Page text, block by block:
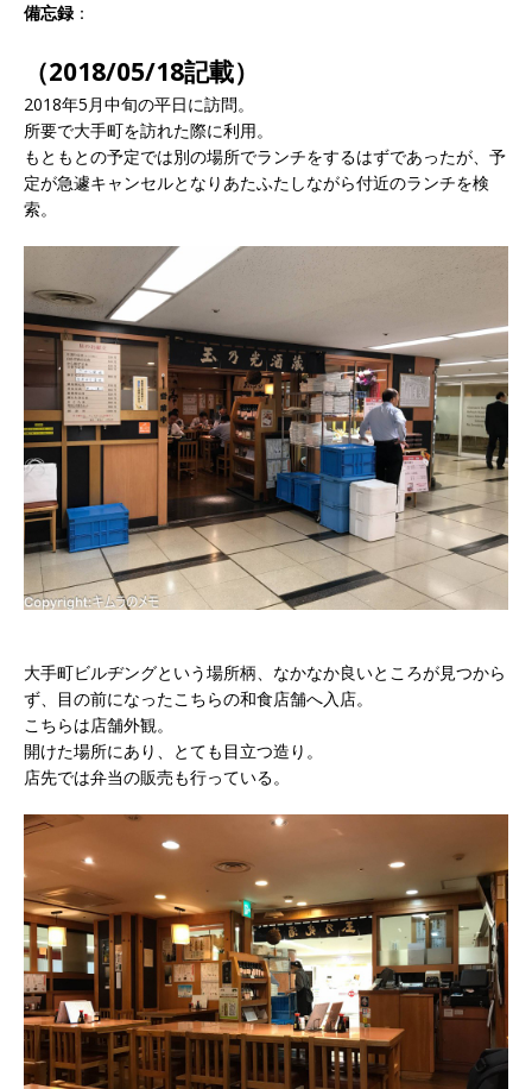
備忘録 ：
（2018/05/18記載）
2018年5月中旬の平日に訪問。
所要で大手町を訪れた際に利用。
もともとの予定では別の場所でランチをするはずであったが、予
定が急遽キャンセルとなりあたふたしながら付近のランチを検
索。
大手町ビルヂングという場所柄、なかなか良いところが見つから
ず、目の前になったこちらの和食店舗へ入店。
こちらは店舗外観。
開けた場所にあり、とても目立つ造り。
店先では弁当の販売も行っている。